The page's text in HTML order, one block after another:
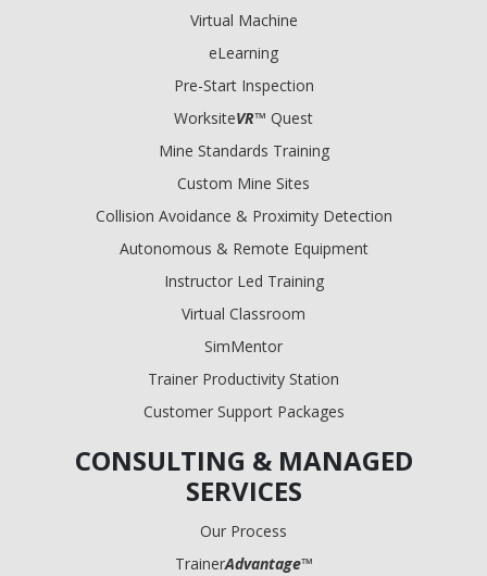
Virtual Machine
eLearning
Pre-Start Inspection
WorksiteVR™ Quest
Mine Standards Training
Custom Mine Sites
Collision Avoidance & Proximity Detection
Autonomous & Remote Equipment
Instructor Led Training
Virtual Classroom
SimMentor
Trainer Productivity Station
Customer Support Packages
CONSULTING & MANAGED
SERVICES
Our Process
TrainerAdvantage™